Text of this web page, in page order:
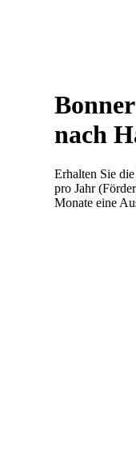
nach
Erhalten Sie
pro Jahr
Monate eine